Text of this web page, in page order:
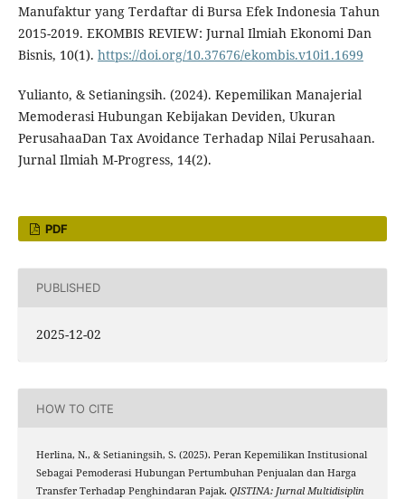
Manufaktur yang Terdaftar di Bursa Efek Indonesia Tahun
2015-2019. EKOMBIS REVIEW: Jurnal Ilmiah Ekonomi Dan
Bisnis, 10(1). https://doi.org/10.37676/ekombis.v10i1.1699
Yulianto, & Setianingsih. (2024). Kepemilikan Manajerial
Memoderasi Hubungan Kebijakan Deviden, Ukuran
PerusahaaDan Tax Avoidance Terhadap Nilai Perusahaan.
Jurnal Ilmiah M-Progress, 14(2).
PDF
PUBLISHED
2025-12-02
HOW TO CITE
Herlina, N., & Setianingsih, S. (2025). Peran Kepemilikan Institusional
Sebagai Pemoderasi Hubungan Pertumbuhan Penjualan dan Harga
Transfer Terhadap Penghindaran Pajak. QISTINA: Jurnal Multidisiplin